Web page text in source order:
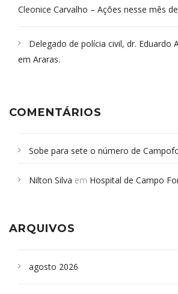
Cleonice Carvalho – Ações nesse mês
Delegado de polícia civil, dr. Eduardo
em Araras.
COMENTÁRIOS
Sobe para sete o número de
Campoformosenses que morreram em
Nilton Silva em Hospital de Campo
ARQUIVOS
agosto 2026